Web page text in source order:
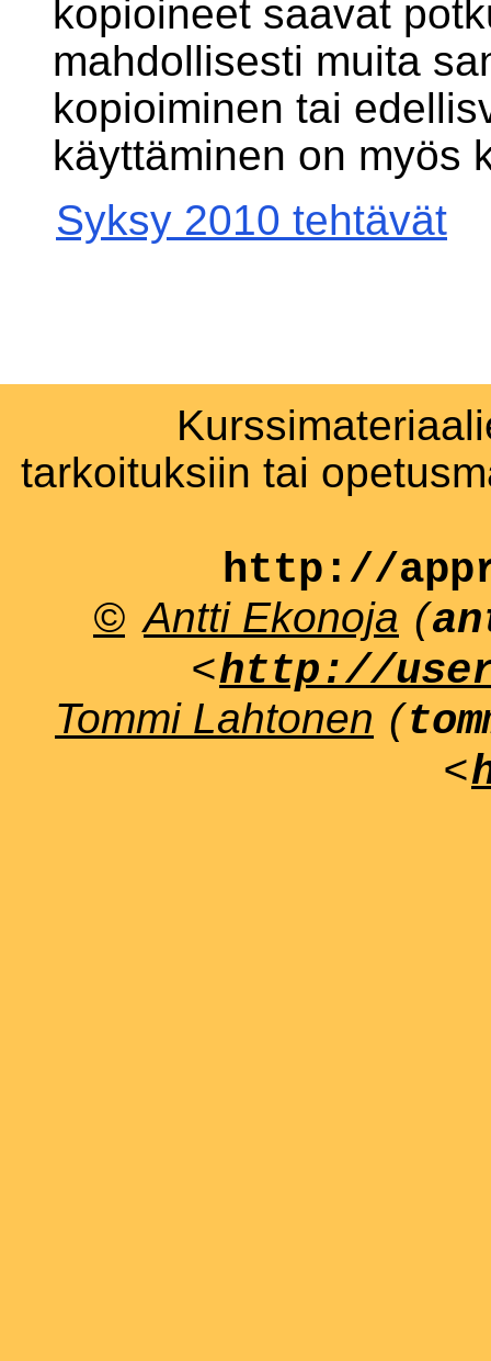
kopioineet saavat
mahdollisesti muita
kopioiminen tai
käyttäminen on myös
Syksy 2010 tehtävät
tarkoituksiin tai
http://
© Antti Ekonoja (
<http://
Tommi Lahtonen (
<